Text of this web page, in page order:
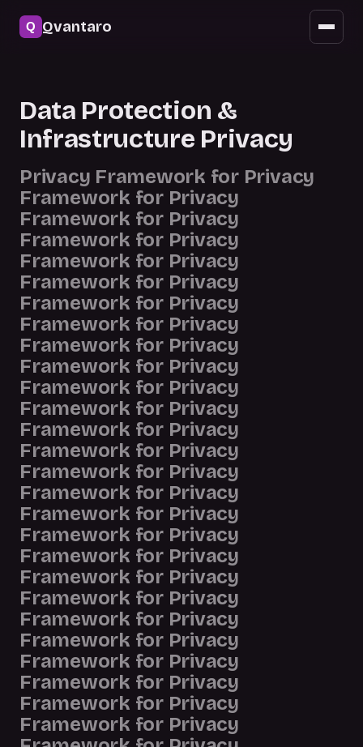
Qvantaro
Mobil erişim
SSS
Data Protection &
Infrastructure Privacy
Privacy Framework for Privacy
Framework for Privacy
Framework for Privacy
Framework for Privacy
Framework for Privacy
Framework for Privacy
Framework for Privacy
Framework for Privacy
Framework for Privacy
Framework for Privacy
Framework for Privacy
Framework for Privacy
Framework for Privacy
Framework for Privacy
Framework for Privacy
Framework for Privacy
Framework for Privacy
Framework for Privacy
Framework for Privacy
Framework for Privacy
Framework for Privacy
Framework for Privacy
Framework for Privacy
Framework for Privacy
Framework for Privacy
Framework for Privacy
Framework for Privacy